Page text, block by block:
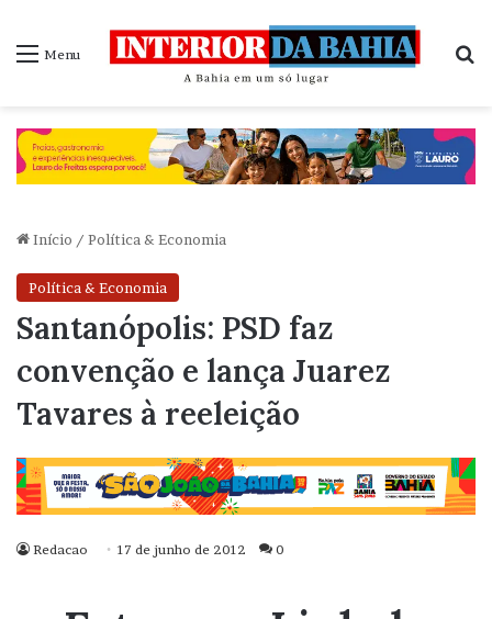
Menu
Início / Política & Economia
Política & Economia
Santanópolis: PSD faz
convenção e lança Juarez
Tavares à reeleição
Redacao 17 de junho de 2012 0